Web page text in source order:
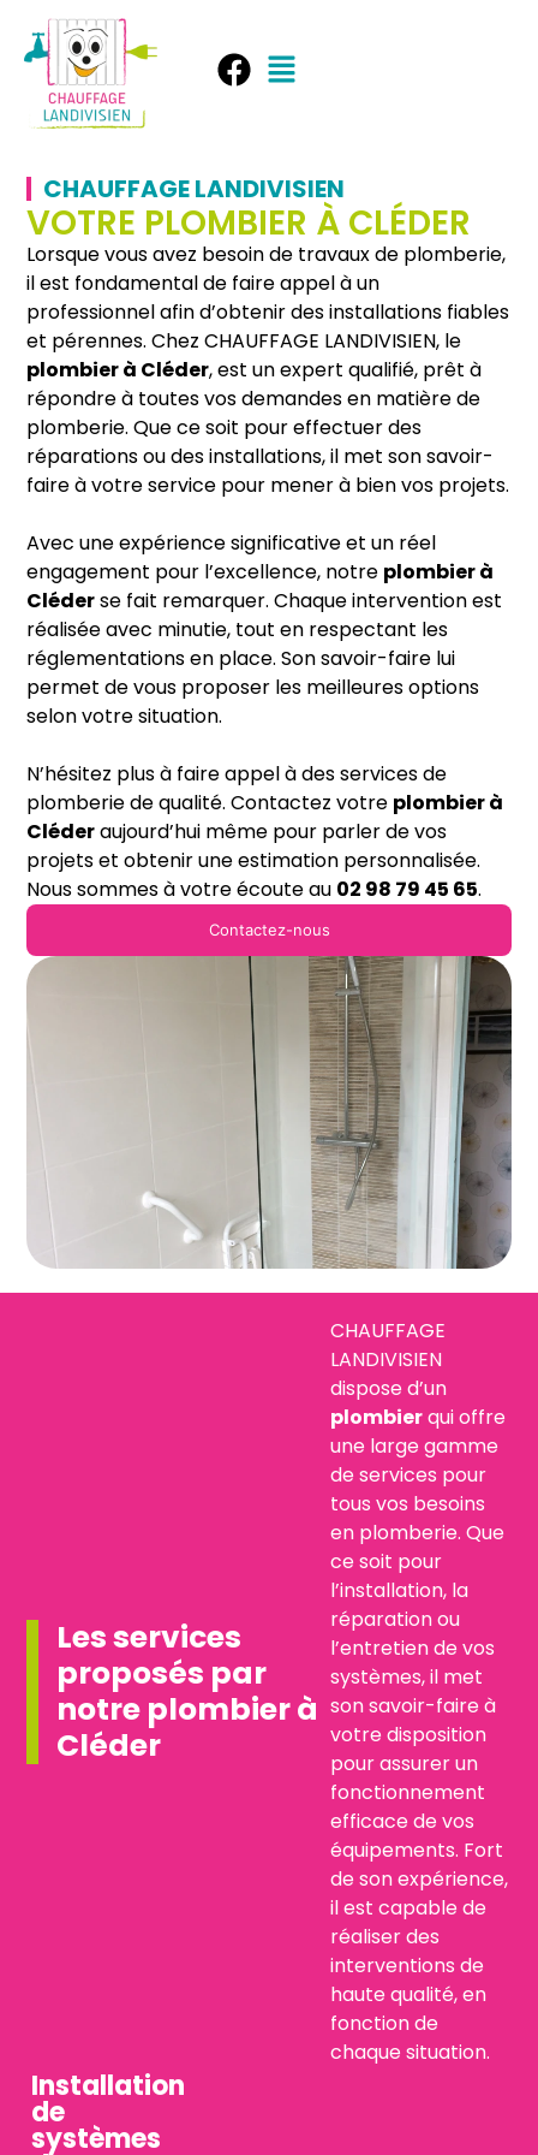
CHAUFFAGE LANDIVISIEN
VOTRE PLOMBIER À CLÉDER
Lorsque vous avez besoin de travaux de plomberie,
il est fondamental de faire appel à un
professionnel afin d’obtenir des installations fiables
et pérennes. Chez CHAUFFAGE LANDIVISIEN, le
plombier à Cléder, est un expert qualifié, prêt à
répondre à toutes vos demandes en matière de
plomberie. Que ce soit pour effectuer des
réparations ou des installations, il met son savoir-
faire à votre service pour mener à bien vos projets.
Avec une expérience significative et un réel
engagement pour l’excellence, notre plombierà
Cléderse fait remarquer. Chaque intervention est
réalisée avec minutie, tout en respectant les
réglementations en place. Son savoir-faire lui
permet de vous proposer les meilleures options
selon votre situation.
N’hésitez plus à faire appel à des services de
plomberie de qualité. Contactez votre plombier à
Cléderaujourd’hui même pour parler de vos
projets et obtenir une estimation personnalisée.
Nous sommes à votre écoute au 02 98 79 45 65.
Contactez-nous
Les services
proposés par
notre plombier à
Cléder
CHAUFFAGE
LANDIVISIEN
dispose d’un
plombierqui offre
une large gamme
de services pour
tous vos besoins
en plomberie. Que
ce soit pour
l’installation, la
réparation ou
l’entretien de vos
systèmes, il met
son savoir-faire à
votre disposition
pour assurer un
fonctionnement
efficace de vos
équipements. Fort
de son expérience,
il est capable de
réaliser des
interventions de
haute qualité, en
fonction de
chaque situation.
Installation
de
systèmes